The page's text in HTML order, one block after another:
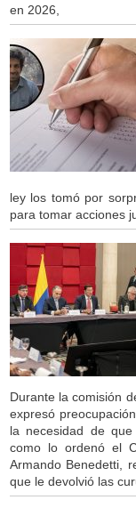
en 2026,
ley los tomó por
para tomar acciones
Durante la comisión
expresó
la necesidad de que
como lo ordenó el
Armando Benedetti,
que le devolvió las